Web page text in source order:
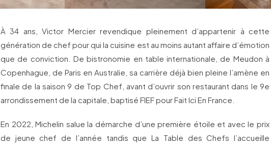
À 34 ans, Victor Mercier revendique pleinement d’appartenir à cette
génération de chef pour qui la cuisine est au moins autant affaire d’émotion
que de conviction. De bistronomie en table internationale, de Meudon à
Copenhague, de Paris en Australie, sa carrière déjà bien pleine l’amène en
finale de la saison 9 de Top Chef, avant d’ouvrir son restaurant dans le 9e
arrondissement de la capitale, baptisé FIEF pour Fait Ici En France.
En 2022, Michelin salue la démarche d’une première étoile et avec le prix
de jeune chef de l’année tandis que La Table des Chefs l’accueille